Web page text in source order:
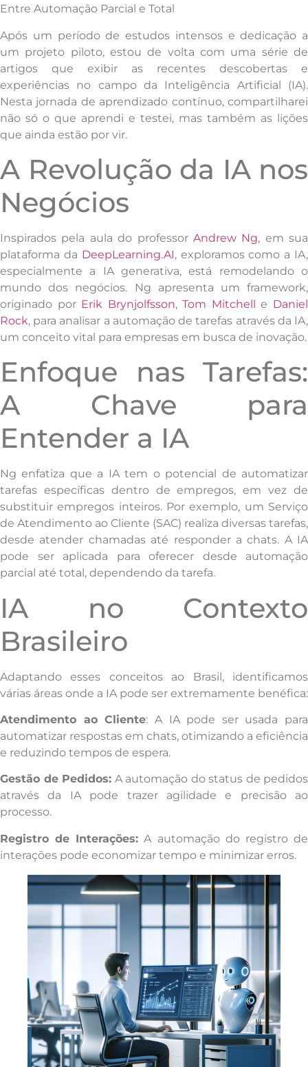
Entre Automação Parcial e Total
Após um período de estudos intensos e dedicação a
um projeto piloto, estou de volta com uma série de
artigos que exibir as recentes descobertas e
experiências no campo da Inteligência Artificial (IA).
Nesta jornada de aprendizado contínuo, compartilharei
não só o que aprendi e testei, mas também as lições
que ainda estão por vir.
A Revolução da IA nos
Negócios
Inspirados pela aula do professor Andrew Ng, em sua
plataforma da DeepLearning.AI, exploramos como a IA,
especialmente a IA generativa, está remodelando o
mundo dos negócios. Ng apresenta um framework,
originado por Erik Brynjolfsson,Tom Mitchell e Daniel
Rock, para analisar a automação de tarefas através da IA,
um conceito vital para empresas em busca de inovação.
Enfoque nas Tarefas:
A Chave para
Entender a IA
Ng enfatiza que a IA tem o potencial de automatizar
tarefas específicas dentro de empregos, em vez de
substituir empregos inteiros. Por exemplo, um Serviço
de Atendimento ao Cliente (SAC) realiza diversas tarefas,
desde atender chamadas até responder a chats. A IA
pode ser aplicada para oferecer desde automação
parcial até total, dependendo da tarefa.
IA no Contexto
Brasileiro
Adaptando esses conceitos ao Brasil, identificamos
várias áreas onde a IA pode ser extremamente benéfica:
Atendimento ao Cliente: A IA pode ser usada para
automatizar respostas em chats, otimizando a eficiência
e reduzindo tempos de espera.
Gestão de Pedidos: A automação do status de pedidos
através da IA pode trazer agilidade e precisão ao
processo.
Registro de Interações: A automação do registro de
interações pode economizar tempo e minimizar erros.